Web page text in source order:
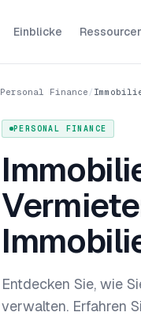
Einblicke
Personal Finance /
PERSONAL FINANCE
Entdecken Sie, wie
verwalten. Erfahren